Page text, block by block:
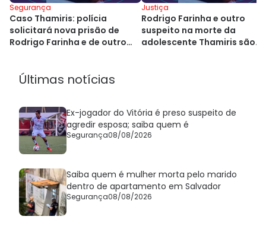
Segurança
Caso Thamiris: polícia
solicitará nova prisão de
Rodrigo Farinha e de outro
Justiça
Rodrigo Farinha e outro
suspeito na morte da
adolescente Thamiris são
Últimas notícias
Ex-jogador do Vitória é preso suspeito de
agredir esposa; saiba quem é
Segurança08/08/2026
Saiba quem é mulher morta pelo marido
dentro de apartamento em Salvador
Segurança08/08/2026